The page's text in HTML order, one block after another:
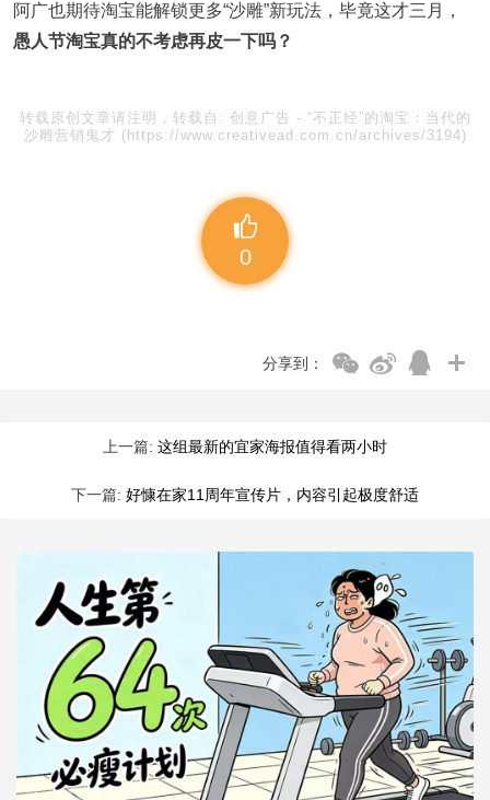
阿广也期待淘宝能解锁更多“沙雕”新玩法，毕竟这才三月，
愚人节淘宝真的不考虑再皮一下吗？
转载原创文章请注明，转载自: 创意广告 - “不正经”的淘宝：当代的
沙雕营销鬼才 (https://www.creativead.com.cn/archives/3194)
0
分享到：
上一篇: 这组最新的宜家海报值得看两小时
下一篇: 好慷在家11周年宣传片，内容引起极度舒适